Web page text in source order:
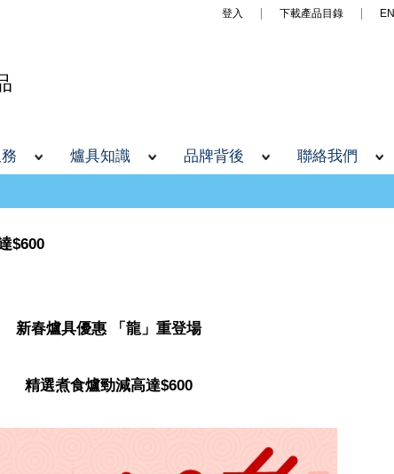
登入 下載產品目錄
爐具知識 品牌背後 聯絡我們
$600
新春爐具優惠 「龍」重登場
精選煮食爐勁減高達$600